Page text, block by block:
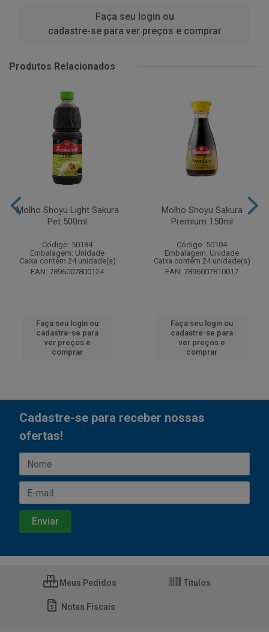
Faça seu login ou
cadastre-se para ver preços e comprar
Produtos Relacionados
Molho Shoyu Light Sakura
Pet 500ml
Código: 50184
Embalagem: Unidade
Caixa contém 24 unidade(s)
EAN: 7896007800124
Faça seu login ou
cadastre-se para
ver preços e
comprar
Molho Shoyu Sakura
Premium 150ml
Código: 50104
Embalagem: Unidade
Caixa contém 24 unidade(s)
EAN: 7896007810017
Faça seu login ou
cadastre-se para
ver preços e
comprar
Cadastre-se para receber nossas
ofertas!
Meus Pedidos Títulos
Notas Fiscais